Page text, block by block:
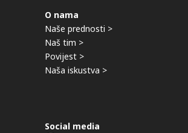
O nama
Naše prednosti >
Naš tim >
Povijest >
Naša iskustva >
Social media